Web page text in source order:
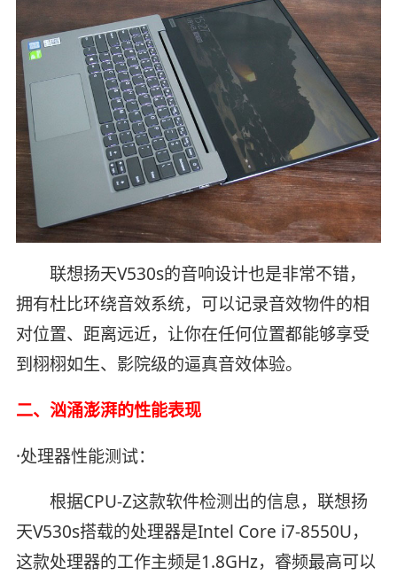
联想扬天V530s的音响设计也是非常不错，
拥有杜比环绕音效系统，可以记录音效物件的相
对位置、距离远近，让你在任何位置都能够享受
到栩栩如生、影院级的逼真音效体验。
二、汹涌澎湃的性能表现
·处理器性能测试：
根据CPU-Z这款软件检测出的信息，联想扬
天V530s搭载的处理器是Intel Core i7-8550U，
这款处理器的工作主频是1.8GHz，睿频最高可以